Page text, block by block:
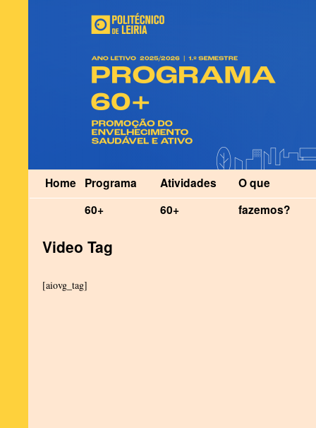
Home Programa
60+
Atividades
60+
O que
fazemos?
Video Tag
[aiovg_tag]